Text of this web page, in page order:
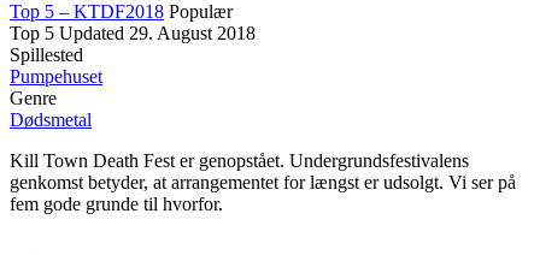
Top 5 – KTDF2018 Populær
Top 5 Updated 29. August 2018
Spillested
Pumpehuset
Genre
Dødsmetal
Kill Town Death Fest er genopstået. Undergrundsfestivalens
genkomst betyder, at arrangementet for længst er udsolgt. Vi ser på
fem gode grunde til hvorfor.